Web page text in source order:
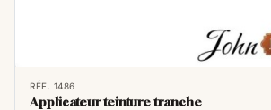
se
allié inestimable.
précise de la teinture sur les
RÉF. 1486
Applicateur teinture tranche